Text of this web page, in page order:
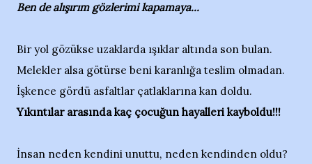
Ben de alışırım gözlerimi kapamaya...
Bir yol gözükse uzaklarda ışıklar altında son bulan.
Melekler alsa götürse beni karanlığa teslim olmadan.
İşkence gördü asfaltlar çatlaklarına kan doldu.
Yıkıntılar arasında kaç çocuğun hayalleri kayboldu!!!
İnsan neden kendini unuttu, neden kendinden oldu?